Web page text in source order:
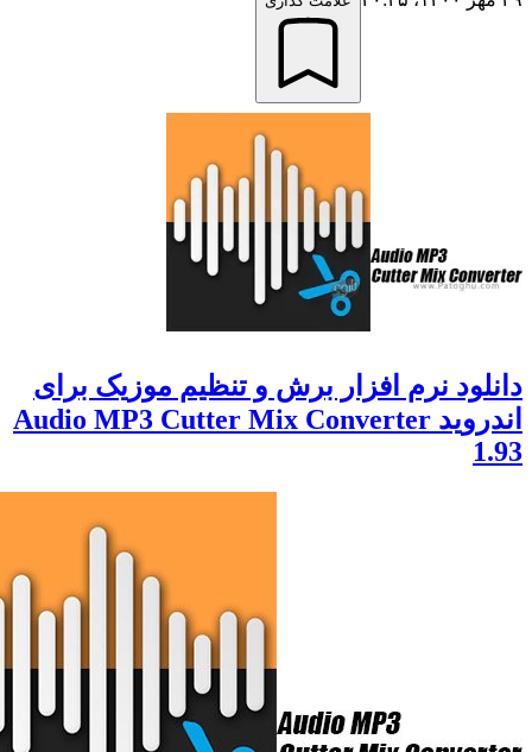
نرم افزار برش و تنظیم موزیک برای
اندروید Audio MP3 Cutter Mix Converter